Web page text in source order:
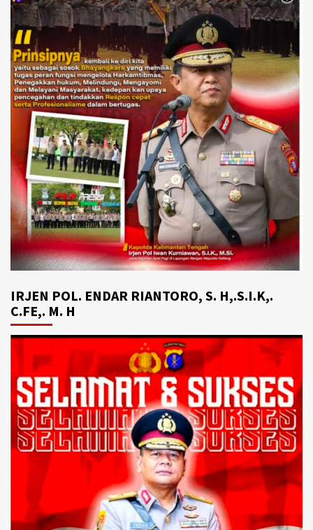
IRJEN POL. ENDAR RIANTORO, S. H,.S.I.K,.
C.FE,. M. H